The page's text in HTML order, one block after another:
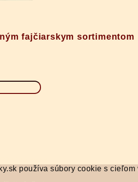
fajčiarskym sortimentom
používa súbory cookie s